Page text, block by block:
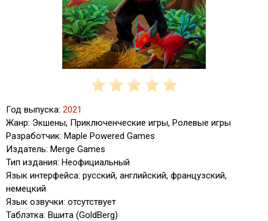
Год выпуска: 2021
Жанр: Экшены, Приключенческие игры, Ролевые игры
Разработчик: Maple Powered Games
Издатель: Merge Games
Тип издания: Неофициальный
Язык интерфейса: русский, английский, французский,
немецкий
Язык озвучки: отсутствует
Таблэтка: Вшита (GoldBerg)